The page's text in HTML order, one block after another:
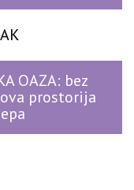
OAZA: bez
prostorija